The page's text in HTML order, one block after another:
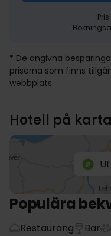
* De angivna
priserna som finns
webbplats.
Hotell på
Populära
Restaurang Bar